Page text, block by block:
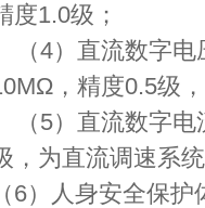
度1.0级；
（4）直流数字电
，精度0.5级
（5）直流数字电
，为直流调速系
（6）人身安全保护